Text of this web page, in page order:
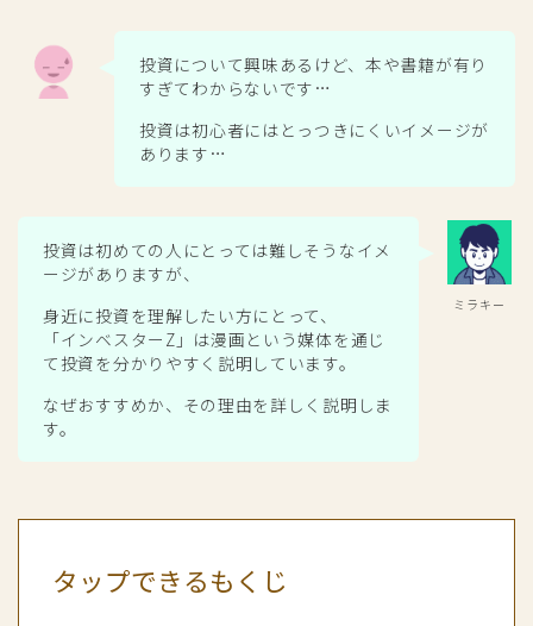
投資について興味あるけど、本や書籍が有り
すぎてわからないです…
投資は初心者にはとっつきにくいイメージが
あります…
ミラキー
投資は初めての人にとっては難しそうなイメ
ージがありますが、
身近に投資を理解したい方にとって、
「インベスターZ」は漫画という媒体を通じ
て投資を分かりやすく説明しています。
なぜおすすめか、その理由を詳しく説明しま
す。
タップできるもくじ